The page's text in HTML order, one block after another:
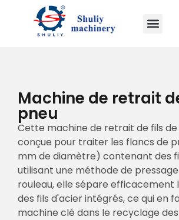
Machine de retrait
pneu
Cette machine de retrait de fils de
conçue pour traiter les flancs de
mm de diamètre) contenant des
utilisant une méthode de
rouleau, elle sépare efficacement
des fils d'acier intégrés, ce qui en
machine clé dans le recyclage